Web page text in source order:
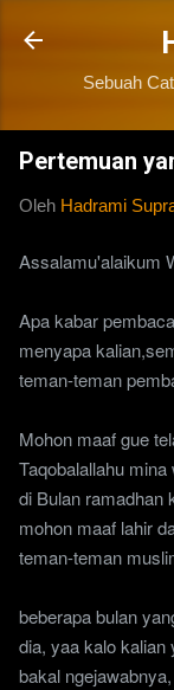
Sebuah
Pertemuan
Oleh Hadrami
Assalamu'alaikum
Apa kabar
menyapa
teman-teman
Mohon maaf gue
Taqobalallahu
di Bulan ramadhan
mohon maaf lahir
teman-teman
beberapa bulan
dia, yaa kalo kalian
bakal